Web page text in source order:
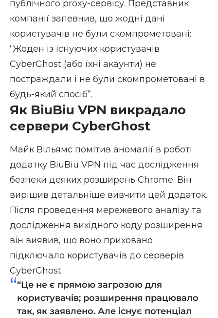
публічного proxy-сервісу. Представник
компанії запевнив, що жодні дані
користувачів не були скомпрометовані:
“Жоден із існуючих користувачів
CyberGhost (або їхні акаунти) не
постраждали і не були скомпрометовані в
будь-який спосіб”.
Як BiuBiu VPN викрадало
сервери CyberGhost
Майк Вільямс помітив аномалії в роботі
додатку BiuBiu VPN під час дослідження
безпеки деяких розширень Chrome. Він
вирішив детальніше вивчити цей додаток.
Після проведення мережевого аналізу та
дослідження вихідного коду розширення
він виявив, що воно приховано
підключало користувачів до серверів
CyberGhost.
“Це не є прямою загрозою для
користувачів; розширення працювало
так, як заявлено. Але існує потенціал